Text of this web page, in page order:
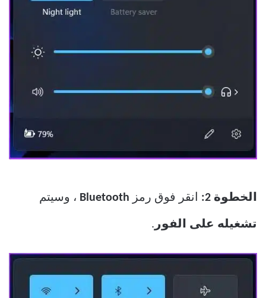
الخطوة 2: انقر فوق رمز Bluetooth ، وسيتم
تشغيله على الفور .